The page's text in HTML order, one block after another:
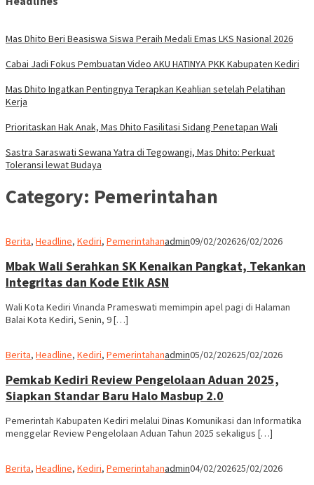
Mas Dhito Beri Beasiswa Siswa Peraih Medali Emas LKS Nasional 2026
Cabai Jadi Fokus Pembuatan Video AKU HATINYA PKK Kabupaten Kediri
Mas Dhito Ingatkan Pentingnya Terapkan Keahlian setelah Pelatihan
Kerja
Prioritaskan Hak Anak, Mas Dhito Fasilitasi Sidang Penetapan Wali
Sastra Saraswati Sewana Yatra di Tegowangi, Mas Dhito: Perkuat
Toleransi lewat Budaya
Category: Pemerintahan
Berita, Headline, Kediri, Pemerintahanadmin09/02/202626/02/2026
Mbak Wali Serahkan SK Kenaikan Pangkat, Tekankan
Integritas dan Kode Etik ASN
Wali Kota Kediri Vinanda Prameswati memimpin apel pagi di Halaman
Balai Kota Kediri, Senin, 9 […]
Berita, Headline, Kediri, Pemerintahanadmin05/02/202625/02/2026
Pemkab Kediri Review Pengelolaan Aduan 2025,
Siapkan Standar Baru Halo Masbup 2.0
Pemerintah Kabupaten Kediri melalui Dinas Komunikasi dan Informatika
menggelar Review Pengelolaan Aduan Tahun 2025 sekaligus […]
Berita, Headline, Kediri, Pemerintahanadmin04/02/202625/02/2026